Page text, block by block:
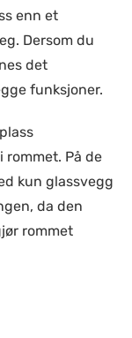
enn et
Dersom du
det
funksjoner.
rommet. På de
kun glassvegg
da den
rommet